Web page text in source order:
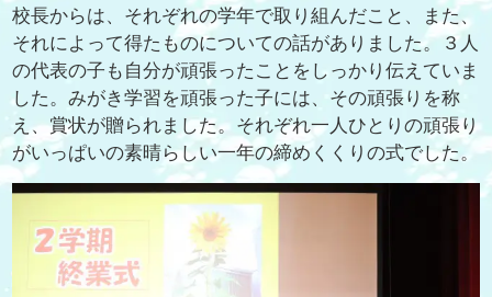
校長からは、それぞれの学年で取り組んだこと、また、
それによって得たものについての話がありました。３人
の代表の子も自分が頑張ったことをしっかり伝えていま
した。みがき学習を頑張った子には、その頑張りを称
え、賞状が贈られました。それぞれ一人ひとりの頑張り
がいっぱいの素晴らしい一年の締めくくりの式でした。